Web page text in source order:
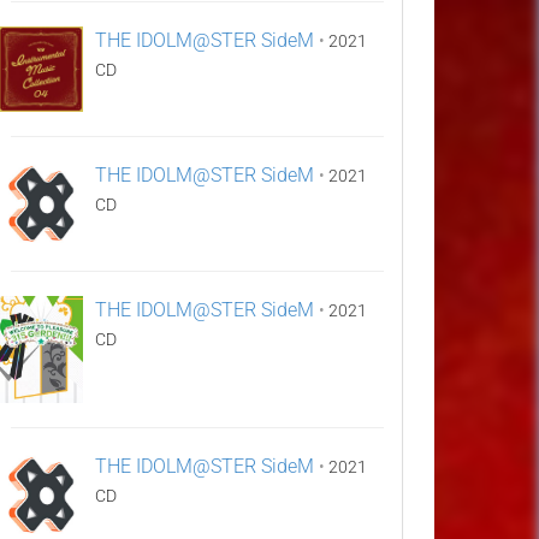
THE IDOLM@STER SideM • 2021
CD
THE IDOLM@STER SideM • 2021
CD
THE IDOLM@STER SideM • 2021
CD
THE IDOLM@STER SideM • 2021
CD